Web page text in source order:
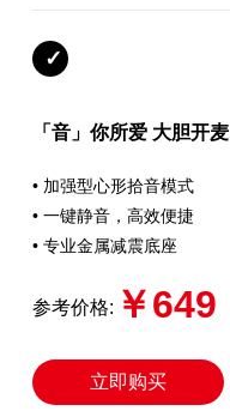
「音」你所爱 大胆开麦
• 加强型心形拾音模式
• 一键静音，高效便捷
• 专业金属减震底座
参考价格: ￥649
立即购买